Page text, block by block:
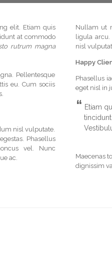
elit. Etiam quis
at commodo
rutrum magna
Pellentesque
eu. Cum sociis
nisl vulputate.
Phasellus
vel. Nunc
ac.
Nullam ut
ligula
nisl
Happy
Phasellus
eget nisl in
“ Etiam
Maecenas
dignissim